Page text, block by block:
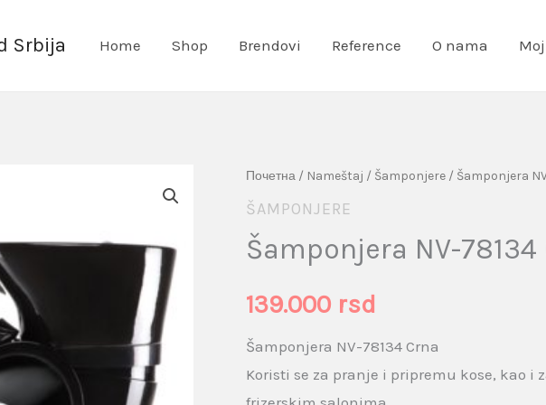
Srbija Home Shop Brendovi Reference O nama
Почетна / Nameštaj / Šamponjere / Šamponjera
ŠAMPONJERE
Šamponjera NV-78134
139.000 rsd
Šamponjera NV-78134 Crna
Koristi se za pranje i pripremu kose, kao i
Šamponjera
NV-
78134
Crna